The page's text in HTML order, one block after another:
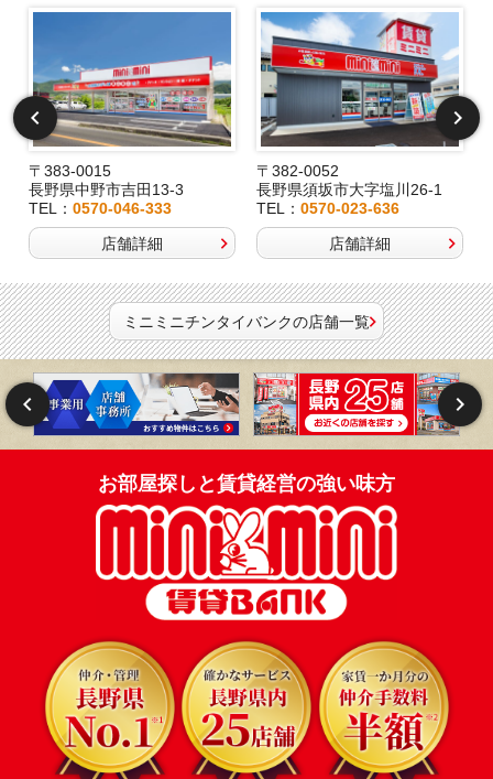
〒383-0015
長野県中野市吉田13-3
TEL： 0570-046-333
店舗詳細
〒382-0052
長野県須坂市大字塩川26-1
TEL：0570-023-636
店舗詳細
ミニミニチンタイバンクの店舗一覧
お部屋探しと賃貸経営の強い味方